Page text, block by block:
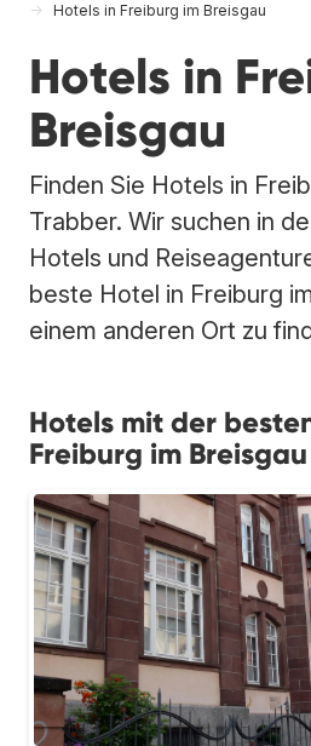
Hotels in Freiburg im Breisgau
Hotels in
Breisgau
Finden Sie Hotels in
Trabber. Wir suchen in
Hotels und
beste Hotel in Freiburg
einem anderen Ort zu
Hotels mit der
Freiburg im Breisgau